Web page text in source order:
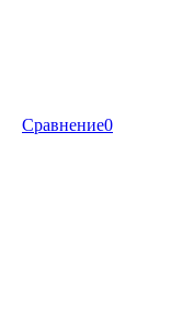
Сравнение0